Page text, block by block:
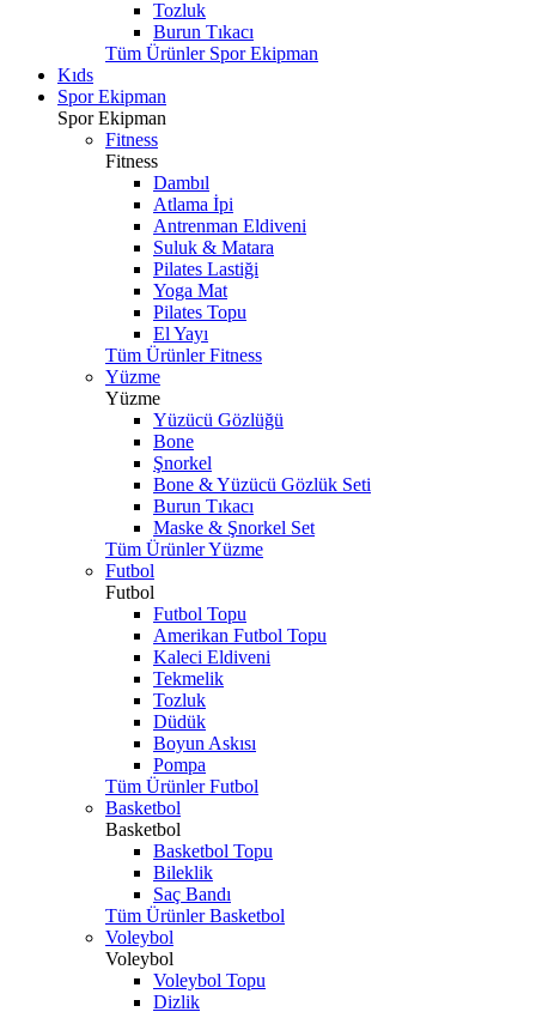
Tozluk
Burun Tıkacı
Tüm Ürünler Spor Ekipman
Kıds
Spor Ekipman
Spor Ekipman
Fitness
Fitness
Dambıl
Atlama İpi
Antrenman Eldiveni
Suluk & Matara
Pilates Lastiği
Yoga Mat
Pilates Topu
El Yayı
Tüm Ürünler Fitness
Yüzme
Yüzme
Yüzücü Gözlüğü
Bone
Şnorkel
Bone & Yüzücü Gözlük Seti
Burun Tıkacı
Maske & Şnorkel Set
Tüm Ürünler Yüzme
Futbol
Futbol
Futbol Topu
Amerikan Futbol Topu
Kaleci Eldiveni
Tekmelik
Tozluk
Düdük
Boyun Askısı
Pompa
Tüm Ürünler Futbol
Basketbol
Basketbol
Basketbol Topu
Bileklik
Saç Bandı
Tüm Ürünler Basketbol
Voleybol
Voleybol
Voleybol Topu
Dizlik